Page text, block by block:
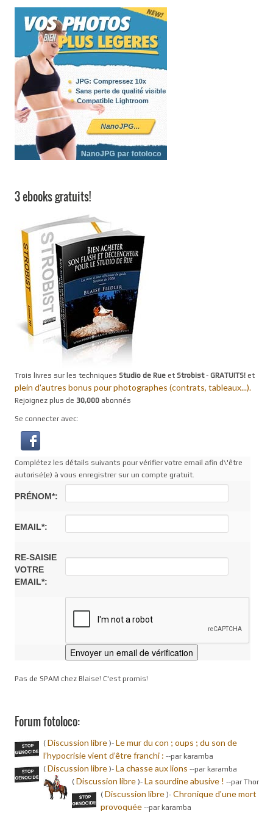
3 ebooks gratuits!
Trois livres sur les techniques Studio de Rue et Strobist- GRATUITS! et
plein d'autres bonus pour photographes (contrats, tableaux...).
Rejoignez plus de 30,000 abonnés
Se connecter avec:
Complétez les détails suivants pour vérifier votre email afin d\'être
autorisé(e) à vous enregistrer sur un compte gratuit.
PRÉNOM*:
EMAIL*:
RE-SAISIE
VOTRE
EMAIL*:
Pas de SPAM chez Blaise! C'est promis!
Forum fotoloco:
( Discussion libre )- Le mur du con ; oups ; du son de
l’hypocrisie vient d’être franchi : --par karamba
( Discussion libre )- La chasse aux lions --par karamba
( Discussion libre )- La sourdine abusive ! --par Thor
( Discussion libre )- Chronique d'une mort
provoquée --par karamba